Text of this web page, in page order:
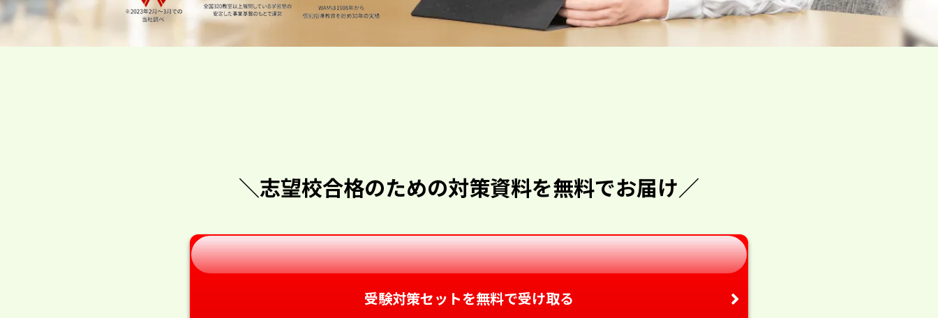
＼志望校合格のための対策資料を無料でお届け／
受験対策セットを無料で受け取る